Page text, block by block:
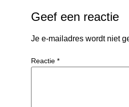
Geef een reactie
Je e-mailadres wordt niet
Reactie *